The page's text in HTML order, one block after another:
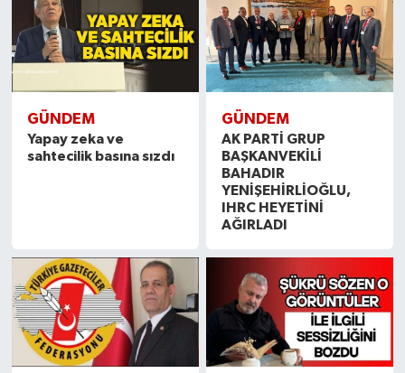
GÜNDEM
Yapay zeka ve
sahtecilik basına sızdı
GÜNDEM
AK PARTİ GRUP
BAŞKANVEKİLİ
BAHADIR
YENİŞEHİRLİOĞLU,
IHRC HEYETİNİ
AĞIRLADI